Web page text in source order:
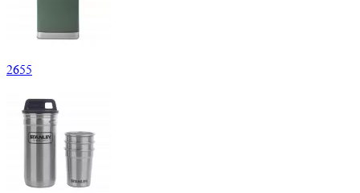
2655